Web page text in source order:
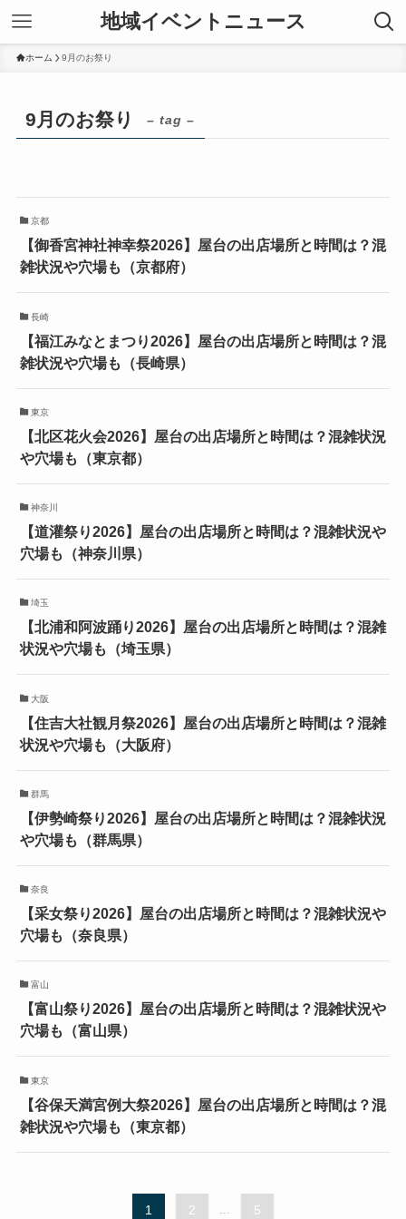
地域イベントニュース
ホーム 9月のお祭り
9月のお祭り – tag –
京都
【御香宮神社神幸祭2026】屋台の出店場所と時間は？混
雑状況や穴場も（京都府）
長崎
【福江みなとまつり2026】屋台の出店場所と時間は？混
雑状況や穴場も（長崎県）
東京
【北区花火会2026】屋台の出店場所と時間は？混雑状況
や穴場も（東京都）
神奈川
【道灌祭り2026】屋台の出店場所と時間は？混雑状況や
穴場も（神奈川県）
埼玉
【北浦和阿波踊り2026】屋台の出店場所と時間は？混雑
状況や穴場も（埼玉県）
大阪
【住吉大社観月祭2026】屋台の出店場所と時間は？混雑
状況や穴場も（大阪府）
群馬
【伊勢崎祭り2026】屋台の出店場所と時間は？混雑状況
や穴場も（群馬県）
奈良
【采女祭り2026】屋台の出店場所と時間は？混雑状況や
穴場も（奈良県）
富山
【富山祭り2026】屋台の出店場所と時間は？混雑状況や
穴場も（富山県）
東京
【谷保天満宮例大祭2026】屋台の出店場所と時間は？混
雑状況や穴場も（東京都）
1 2 5